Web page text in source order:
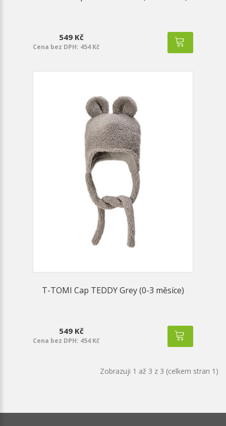
549 Kč
Cena bez DPH: 454 Kč
T-TOMI Cap TEDDY Grey (0-3 měsíce)
549 Kč
Cena bez DPH: 454 Kč
Zobrazuji 1 až 3 z 3 (celkem stran 1)